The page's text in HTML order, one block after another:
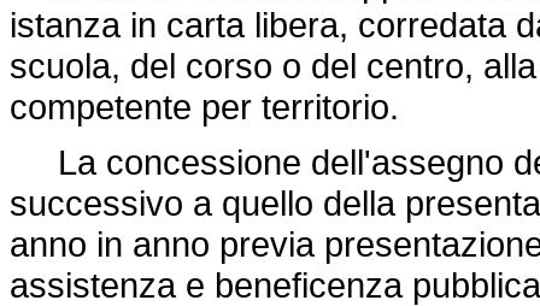
istanza in carta libera, corredata
scuola, del corso o del centro,
competente per territorio.
La concessione dell'assegno
successivo a quello della
anno in anno previa
assistenza e beneficenza